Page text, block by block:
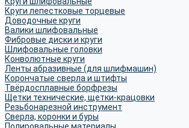
Круги лепестковые торцевые
Доводочные круги
Валики шлифовальные
Фибровые диски и круги
Шлифовальные головки
Конволютные круги
Ленты абразивные (для шлифмашин)
Корончатые сверла и штифты
Твёрдосплавные борфрезы
Щетки технические, щетки-крацовки
Резьбонарезной инструмент
Сверла, коронки и буры